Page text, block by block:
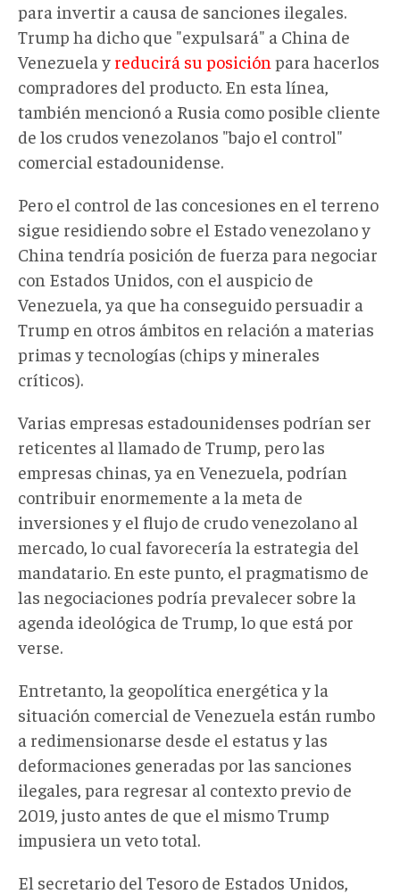
para invertir a causa de sanciones ilegales.
Trump ha dicho que "expulsará" a China de
Venezuela y reducirá su posición para hacerlos
compradores del producto. En esta línea,
también mencionó a Rusia como posible cliente
de los crudos venezolanos "bajo el control"
comercial estadounidense.
Pero el control de las concesiones en el terreno
sigue residiendo sobre el Estado venezolano y
China tendría posición de fuerza para negociar
con Estados Unidos, con el auspicio de
Venezuela, ya que ha conseguido persuadir a
Trump en otros ámbitos en relación a materias
primas y tecnologías (chips y minerales
críticos).
Varias empresas estadounidenses podrían ser
reticentes al llamado de Trump, pero las
empresas chinas, ya en Venezuela, podrían
contribuir enormemente a la meta de
inversiones y el flujo de crudo venezolano al
mercado, lo cual favorecería la estrategia del
mandatario. En este punto, el pragmatismo de
las negociaciones podría prevalecer sobre la
agenda ideológica de Trump, lo que está por
verse.
Entretanto, la geopolítica energética y la
situación comercial de Venezuela están rumbo
a redimensionarse desde el estatus y las
deformaciones generadas por las sanciones
ilegales, para regresar al contexto previo de
2019, justo antes de que el mismo Trump
impusiera un veto total.
El secretario del Tesoro de Estados Unidos,